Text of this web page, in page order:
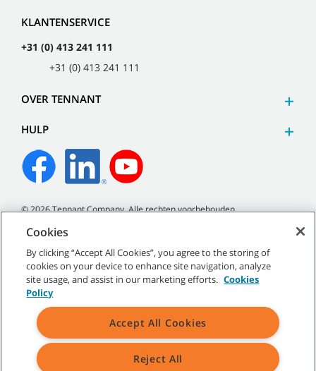
KLANTENSERVICE
+31 (0) 413 241 111
+31 (0) 413 241 111
OVER TENNANT
HULP
©2026Tennant Company. Alle rechten voorbehouden.
Sitemap| Algemeen beleid|Gebruiksvoorwaarden
Verkoopvoorwaarden
Alle aangegeven handelsmerken en logo's van Tennant zijn
Cookies
By clicking “Accept All Cookies”, you agree to the storing of
cookies on your device to enhance site navigation, analyze
site usage, and assist in our marketing efforts. Cookies
Policy
Accept All Cookies
Reject All